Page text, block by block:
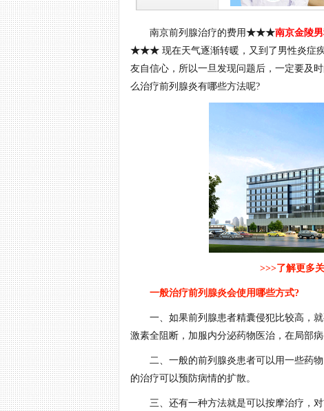
南京前列腺治疗的费用★★★南京金陵
★★★ 现在天气逐渐转暖，又到了男性炎症
友自信心，所以一旦发现问题后，一定要及
么治疗前列腺炎有哪些方法呢?
>>>了解更多
一般治疗前列腺炎会使用哪些方式?
一、如果前列腺患者精囊侵犯比较高，就
激素全阻断，加服内分泌药物医治，在局部
二、一般的前列腺炎患者可以用一些药物
的治疗可以预防病情的扩散。
三、还有一种方法就是可以按摩治疗，对
吴亮 主治医师
擅长领域:治疗各种疑
等领域的疾病。